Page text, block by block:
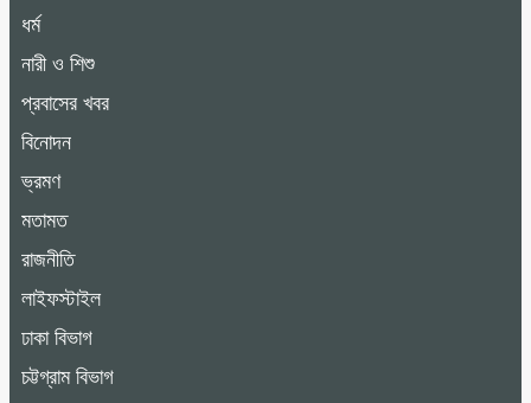
ধর্ম
নারী ও শিশু
প্রবাসের খবর
বিনোদন
ভ্রমণ
মতামত
রাজনীতি
লাইফস্টাইল
ঢাকা বিভাগ
চট্টগ্রাম বিভাগ